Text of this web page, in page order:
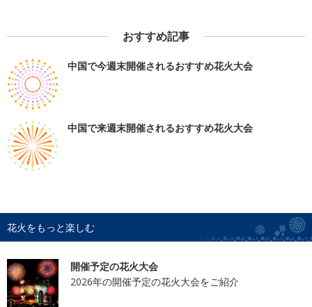
おすすめ記事
中国で今週末開催されるおすすめ花火大会
中国で来週末開催されるおすすめ花火大会
花火をもっと楽しむ
開催予定の花火大会
2026年の開催予定の花火大会をご紹介